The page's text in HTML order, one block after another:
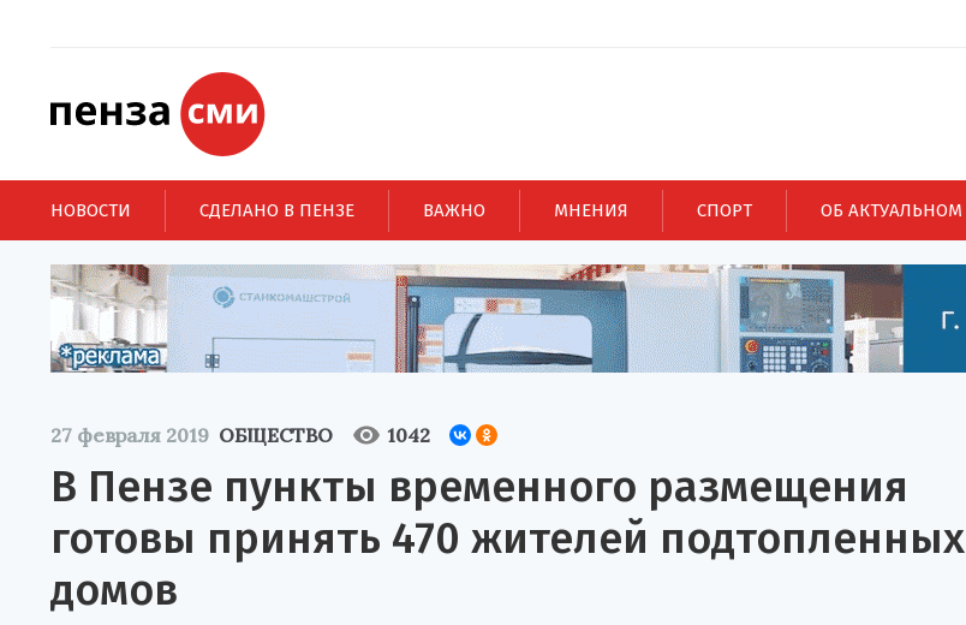
НОВОСТИ СДЕЛАНО В ПЕНЗЕ ВАЖНО МНЕНИЯ СПОРТ ОБ АКТУАЛЬНОМ
27 февраля 2019 ОБЩЕСТВО 1042
В Пензе пункты временного размещения
готовы принять 470 жителей подтопленных
домов